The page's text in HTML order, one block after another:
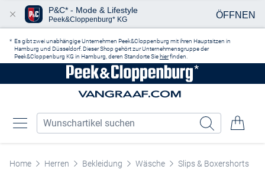
Es gibt zwei unabhängige Unternehmen Peek&Cloppenburg mit ihren Hauptsitzen in
Hamburg und Düsseldorf. Dieser Shop gehört zur Unternehmensgruppe der
Peek&Cloppenburg KG in Hamburg, deren Standorte Sie hierfinden.
Home Herren Bekleidung Wäsche Slips & Boxershorts
P&C* - Mode & Lifestyle
Peek&Cloppenburg* KG ÖFFNEN